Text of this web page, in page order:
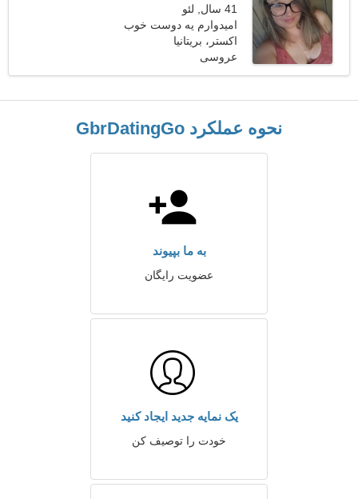
41 سال, لئو
امیدوارم یه دوست خوب
ببینم
اکستر، بریتانیا
عروسی
نحوه عملکرد GbrDatingGo
به ما بپیوند
عضویت رایگان
یک نمایه جدید ایجاد کنید
خودت را توصیف کن